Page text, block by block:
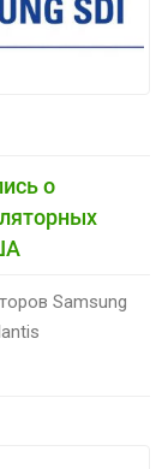
о
Samsung